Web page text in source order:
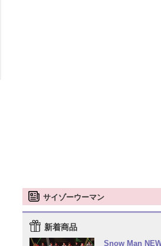
サイゾーウーマン
新着商品
Snow Man